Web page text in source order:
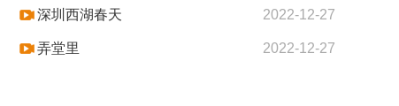
深圳西湖春天 2022-12-27
弄堂里 2022-12-27